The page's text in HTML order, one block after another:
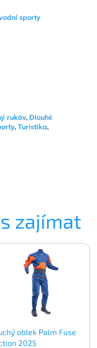
sporty
rukáv, Dlouhé
, Turistika,
zajímat
oblek Palm Fuse
2025